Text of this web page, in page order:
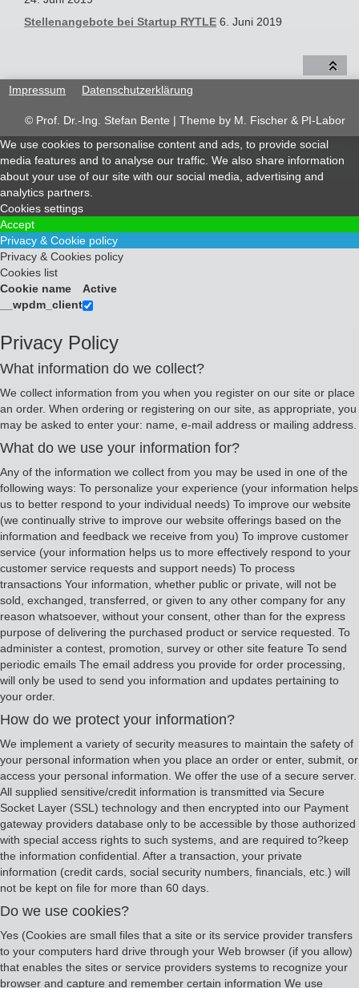
Stellenangebote bei Startup RYTLE 6. Juni 2019
Impressum Datenschutzerklärung
© Prof. Dr.-Ing. Stefan Bente | Theme by M. Fischer & PI-Labor
We use cookies to personalise content and ads, to provide social
media features and to analyse our traffic. We also share information
about your use of our site with our social media, advertising and
analytics partners.
Cookies settings
Accept
Privacy & Cookie policy
Privacy & Cookies policy
Cookies list
Cookie name
Active
__wpdm_client
Privacy Policy
What information do we collect?
We collect information from you when you register on our site or place
an order. When ordering or registering on our site, as appropriate, you
may be asked to enter your: name, e-mail address or mailing address.
What do we use your information for?
Any of the information we collect from you may be used in one of the
following ways: To personalize your experience (your information helps
us to better respond to your individual needs) To improve our website
(we continually strive to improve our website offerings based on the
information and feedback we receive from you) To improve customer
service (your information helps us to more effectively respond to your
customer service requests and support needs) To process
transactions Your information, whether public or private, will not be
sold, exchanged, transferred, or given to any other company for any
reason whatsoever, without your consent, other than for the express
purpose of delivering the purchased product or service requested. To
administer a contest, promotion, survey or other site feature To send
periodic emails The email address you provide for order processing,
will only be used to send you information and updates pertaining to
your order.
How do we protect your information?
We implement a variety of security measures to maintain the safety of
your personal information when you place an order or enter, submit, or
access your personal information. We offer the use of a secure server.
All supplied sensitive/credit information is transmitted via Secure
Socket Layer (SSL) technology and then encrypted into our Payment
gateway providers database only to be accessible by those authorized
with special access rights to such systems, and are required to?keep
the information confidential. After a transaction, your private
information (credit cards, social security numbers, financials, etc.) will
not be kept on file for more than 60 days.
Do we use cookies?
Yes (Cookies are small files that a site or its service provider transfers
to your computers hard drive through your Web browser (if you allow)
that enables the sites or service providers systems to recognize your
browser and capture and remember certain information We use